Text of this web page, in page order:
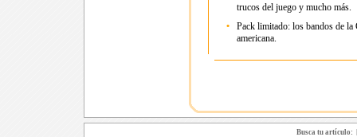
trucos del juego y mucho más.
•
Pack limitado: los bandos de la
americana.
Busca tu artículo: